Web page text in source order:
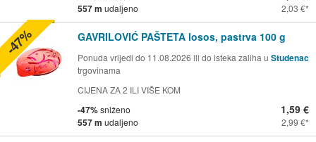
557 m udaljeno 2,03 €
GAVRILOVIĆ PAŠTETA losos, pastrva 100 g
Ponuda vrijedi do 11.08.2026 ili do isteka zaliha u Studenac
trgovinama
CIJENA ZA 2 ILI VIŠE KOM
-47%sniženo
557 m udaljeno
1,59 €
2,99 €
-47%